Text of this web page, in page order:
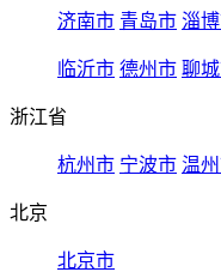
济南市 青岛市 淄
临沂市 德州市 聊
浙江省
杭州市 宁波市 温
北京
北京市